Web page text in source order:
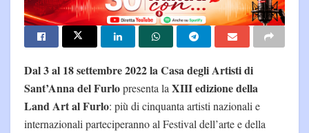
Dal 3 al 18 settembre 2022 la Casa degli Artisti di
Sant’Anna del Furlopresenta la XIII edizione della
Land Art al Furlo: più di cinquanta artisti nazionali e
internazionali parteciperanno al Festival dell’arte e della